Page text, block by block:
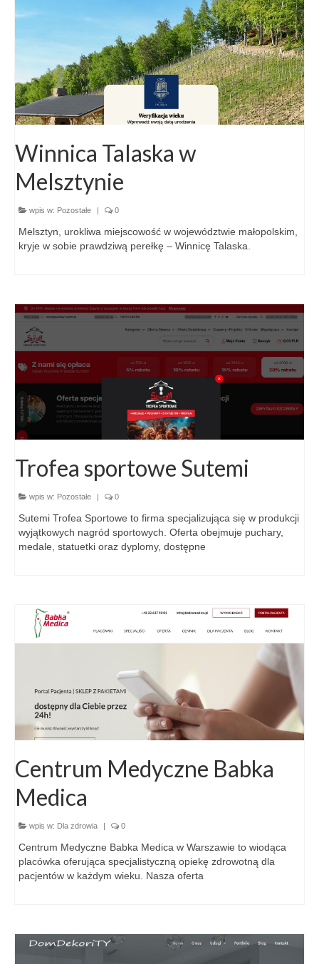
Winnica Talaska w
Melsztynie
wpis w: Pozostałe 0
Melsztyn, urokliwa miejscowość w województwie małopolskim,
kryje w sobie prawdziwą perełkę – Winnicę Talaska.
Trofea sportowe Sutemi
wpis w: Pozostałe | 0
Sutemi Trofea Sportowe to firma specjalizująca się w produkcji
wyjątkowych nagród sportowych. Oferta obejmuje puchary,
medale, statuetki oraz dyplomy, dostępne
Centrum Medyczne Babka
Medica
wpis w: Dla zdrowia | 0
Centrum Medyczne Babka Medica w Warszawie to wiodąca
placówka oferująca specjalistyczną opiekę zdrowotną dla
pacjentów w każdym wieku. Nasza oferta